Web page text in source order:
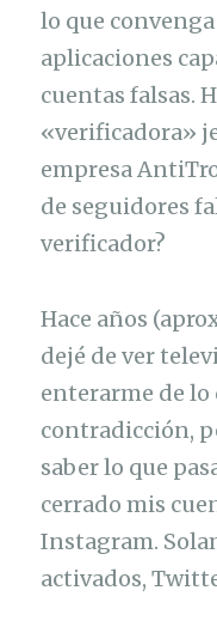
lo que
aplicaciones
cuentas falsas.
«verificadora»
empresa
de seguidores
verificador?
Hace años
dejé de ver
enterarme de lo
contradicción,
saber lo que
cerrado mis
Instagram.
activados,